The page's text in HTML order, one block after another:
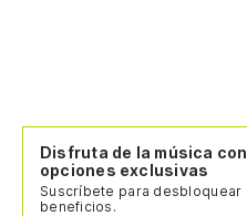
Disfruta de la música con
opciones exclusivas
Suscríbete para desbloquear
beneficios.